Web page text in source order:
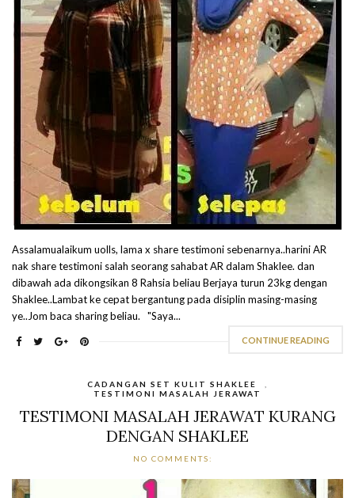
Assalamualaikum uolls, lama x share testimoni sebenarnya..harini AR
nak share testimoni salah seorang sahabat AR dalam Shaklee. dan
dibawah ada dikongsikan 8 Rahsia beliau Berjaya turun 23kg dengan
Shaklee..Lambat ke cepat bergantung pada disiplin masing-masing
ye..Jom baca sharing beliau. "Saya...
CONTINUE READING
CADANGAN SET KULIT SHAKLEE
TESTIMONI MASALAH JERAWAT
TESTIMONI MASALAH JERAWAT KURANG
DENGAN SHAKLEE
NO COMMENTS: